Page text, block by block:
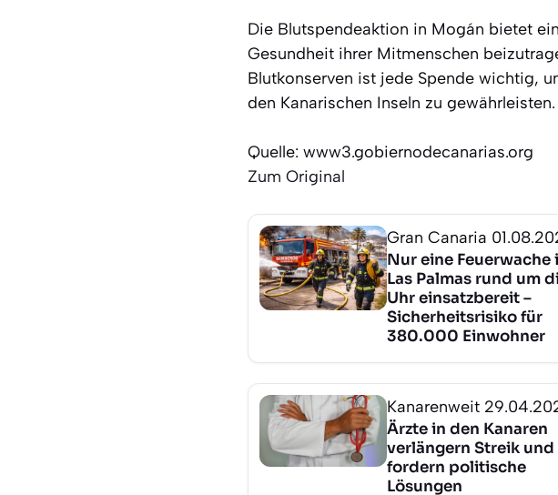
Die Blutspendeaktion in Mogán bietet
Gesundheit ihrer Mitmenschen
Blutkonserven ist jede Spende wichtig,
den Kanarischen Inseln zu gewährleisten.
Quelle: www3.gobiernodecanarias.org
Zum Original
Gran Canaria
Nur eine Feuerwache
Las Palmas rund um
Uhr einsatzbereit –
Sicherheitsrisiko für
380.000 Einwohner
Kanarenweit
Ärzte in den Kanaren
verlängern Streik und
fordern politische
Lösungen